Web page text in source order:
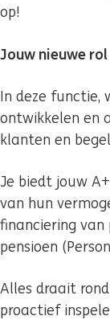
op!
Jouw nieuwe rol
In deze functie,
ontwikkelen en
klanten en
Je biedt jouw
van hun
financiering van
pensioen
Alles draait
proactief